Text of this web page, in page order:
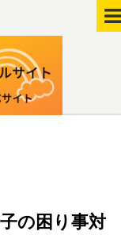
の困り事対